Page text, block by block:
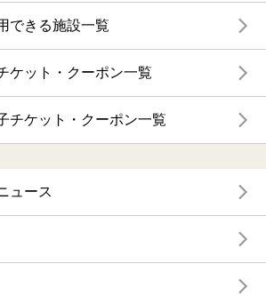
できる施設一覧
ケット・クーポン一覧
チケット・クーポン一覧
ュース